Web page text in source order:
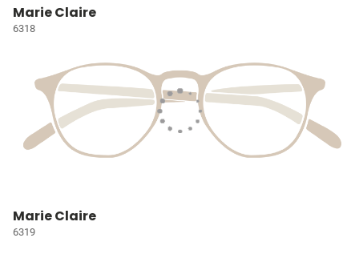
Marie Claire
6318
Marie Claire
6319